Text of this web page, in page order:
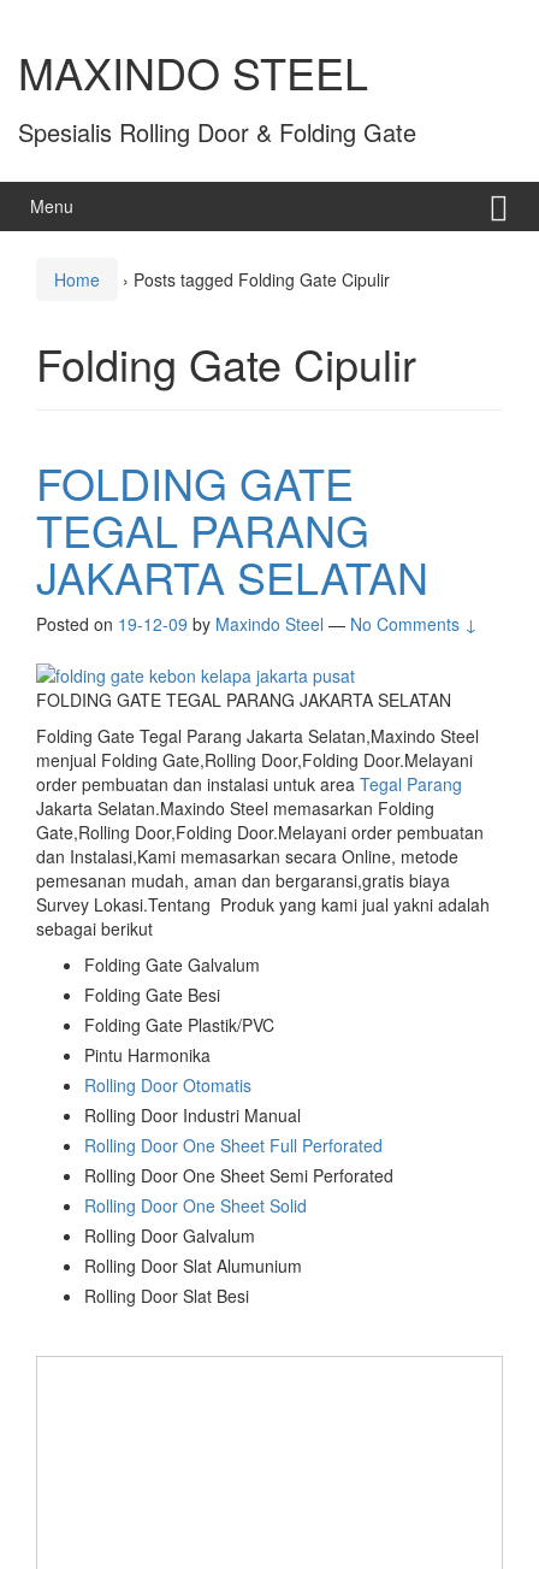
MAXINDO STEEL
Spesialis Rolling Door & Folding Gate
Menu
Home › Posts tagged Folding Gate Cipulir
Folding Gate Cipulir
FOLDING GATE
TEGAL PARANG
JAKARTA SELATAN
Posted on 19-12-09 by Maxindo Steel — No Comments ↓
FOLDING GATE TEGAL PARANG JAKARTA SELATAN
Folding Gate Tegal Parang Jakarta Selatan,Maxindo Steel
menjual Folding Gate,Rolling Door,Folding Door.Melayani
order pembuatan dan instalasi untuk area Tegal Parang
Jakarta Selatan.Maxindo Steel memasarkan Folding
Gate,Rolling Door,Folding Door.Melayani order pembuatan
dan Instalasi,Kami memasarkan secara Online, metode
pemesanan mudah, aman dan bergaransi,gratis biaya
Survey Lokasi.Tentang Produk yang kami jual yakni adalah
sebagai berikut
Folding Gate Galvalum
Folding Gate Besi
Folding Gate Plastik/PVC
Pintu Harmonika
Rolling Door Otomatis
Rolling Door Industri Manual
Rolling Door One Sheet Full Perforated
Rolling Door One Sheet Semi Perforated
Rolling Door One Sheet Solid
Rolling Door Galvalum
Rolling Door Slat Alumunium
Rolling Door Slat Besi